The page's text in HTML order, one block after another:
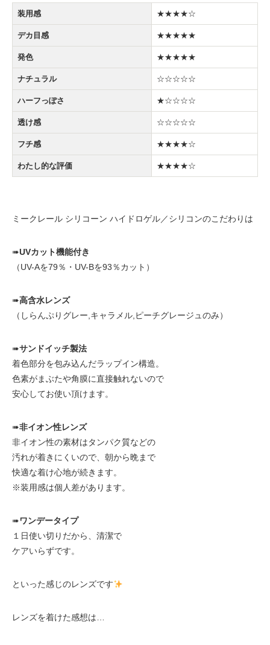
装用感 ★★★★☆
デカ目感 ★★★★★
発色 ★★★★★
ナチュラル ☆☆☆☆☆
ハーフっぽさ ★☆☆☆☆
透け感 ☆☆☆☆☆
フチ感 ★★★★☆
わたし的な評価 ★★★★☆
ミークレール シリコーン ハイドロゲル／シリコンのこだわりは
➠UVカット機能付き
（UV-Aを79％・UV-Bを93％カット）
➠高含水レンズ
（しらんぷりグレー,キャラメル,ピーチグレージュのみ）
➠サンドイッチ製法
着色部分を包み込んだラップイン構造。
色素がまぶたや角膜に直接触れないので
安心してお使い頂けます。
➠非イオン性レンズ
非イオン性の素材はタンパク質などの
汚れが着きにくいので、朝から晩まで
快適な着け心地が続きます。
※装用感は個人差があります。
➠ワンデータイプ
１日使い切りだから、清潔で
ケアいらずです。
といった感じのレンズです
レンズを着けた感想は…